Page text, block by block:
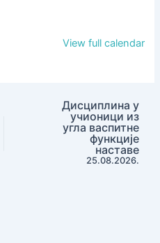
View full calendar
Дисциплина у
учионици из
угла васпитне
функције
наставе
25.08.2026.